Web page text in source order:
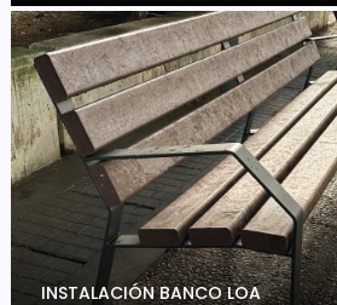
INSTALACIÓN BANCO LOA